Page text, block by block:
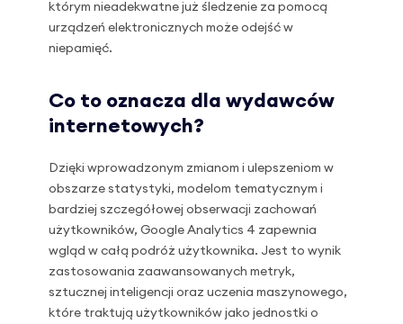
którym nieadekwatne już śledzenie za pomocą
urządzeń elektronicznych może odejść w
niepamięć.
Co to oznacza dla wydawców
internetowych?
Dzięki wprowadzonym zmianom i ulepszeniom w
obszarze statystyki, modelom tematycznym i
bardziej szczegółowej obserwacji zachowań
użytkowników, Google Analytics 4 zapewnia
wgląd w całą podróż użytkownika. Jest to wynik
zastosowania zaawansowanych metryk,
sztucznej inteligencji oraz uczenia maszynowego,
które traktują użytkowników jako jednostki o